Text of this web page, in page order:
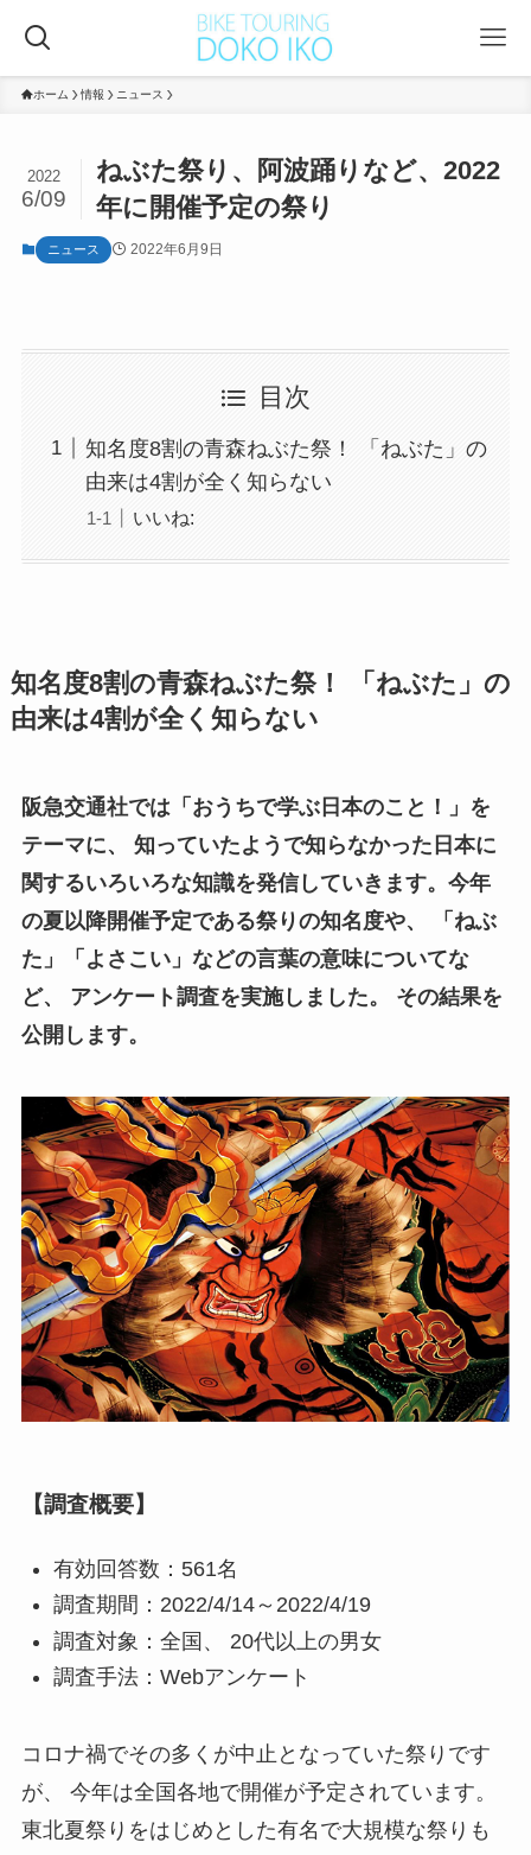
ホーム 情報 ニュース
ねぶた祭り、阿波踊りなど、2022
年に開催予定の祭り
2022
6/09
ニュース 2022年6月9日
目次
知名度8割の青森ねぶた祭！ 「ねぶた」の
由来は4割が全く知らない
いいね:
知名度8割の青森ねぶた祭！ 「ねぶた」の
由来は4割が全く知らない
阪急交通社では「おうちで学ぶ日本のこと！」を
テーマに、 知っていたようで知らなかった日本に
関するいろいろな知識を発信していきます。今年
の夏以降開催予定である祭りの知名度や、 「ねぶ
た」「よさこい」などの言葉の意味についてな
ど、 アンケート調査を実施しました。 その結果を
公開します。
【調査概要】
有効回答数：561名
調査期間：2022/4/14～2022/4/19
調査対象：全国、 20代以上の男女
調査手法：Webアンケート
コロナ禍でその多くが中止となっていた祭りです
が、 今年は全国各地で開催が予定されています。
東北夏祭りをはじめとした有名で大規模な祭りも